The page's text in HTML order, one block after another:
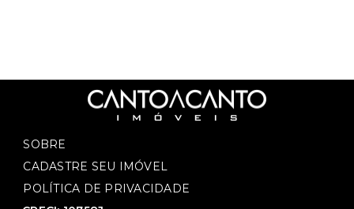
SOBRE
CADASTRE SEU IMÓVEL
POLÍTICA DE PRIVACIDADE